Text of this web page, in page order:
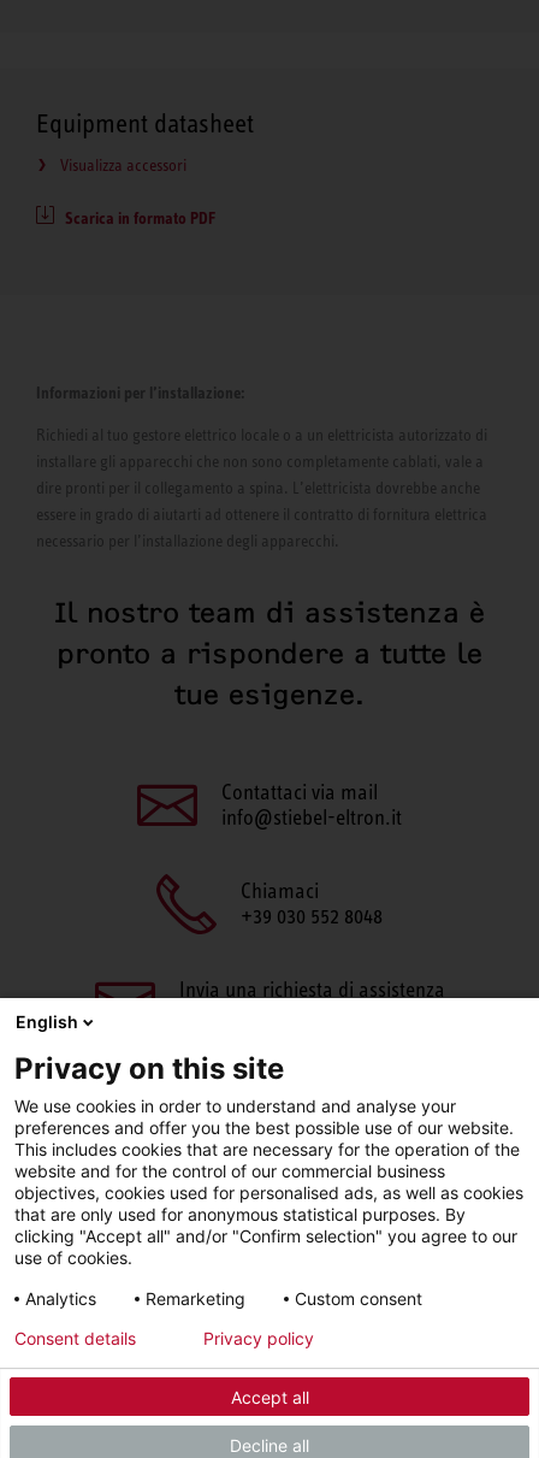
Equipment datasheet
Visualizza accessori
Scarica in formato PDF
Informazioni per l’installazione:
Richiedi al tuo gestore elettrico locale o a un elettricista autorizzato di
installare gli apparecchi che non sono completamente cablati, vale a
dire pronti per il collegamento a spina. L’elettricista dovrebbe anche
essere in grado di aiutarti ad ottenere il contratto di fornitura elettrica
necessario per l’installazione degli apparecchi.
Il nostro team di assistenza è
pronto a rispondere a tutte le
tue esigenze.
Contattaci via mail
info@stiebel-eltron.it
Chiamaci
+39 030 552 8048
Invia una richiesta di assistenza
Sigla editoriale Informativa sulla privacy
Facebook LinkedIn Instagram
© 2026 - STIEBEL ELTRON GmbH & Co. KG (DE)
English
Privacy on this site
We use cookies in order to understand and analyse your
preferences and offer you the best possible use of our website.
This includes cookies that are necessary for the operation of the
website and for the control of our commercial business
objectives, cookies used for personalised ads, as well as cookies
that are only used for anonymous statistical purposes. By
clicking "Accept all" and/or "Confirm selection" you agree to our
use of cookies.
Analytics
Remarketing Custom consent
Accept all
Decline all
Consent details Privacy policy